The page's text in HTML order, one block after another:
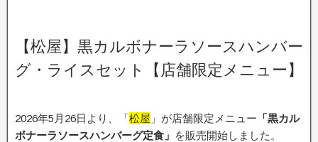
【松屋】黒カルボナーラソースハンバー
グ・ライスセット【店舗限定メニュー】
2026年5月26日より、「松屋 」が店舗限定メニュー 「黒カル
ボナーラソースハンバーグ定食 」 を販売開始しました。